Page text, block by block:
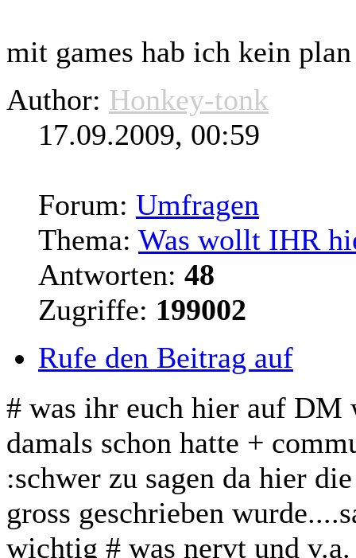
mit games hab ich kein
Author: Honkey-tonk
17.09.2009, 00:59
Forum: Umfragen
Thema: Was wollt IHR
Antworten: 48
Zugriffe: 199002
Rufe den Beitrag auf
# was ihr euch hier auf DM
damals schon hatte +
:schwer zu sagen da hier
gross geschrieben
wichtig # was nervt und